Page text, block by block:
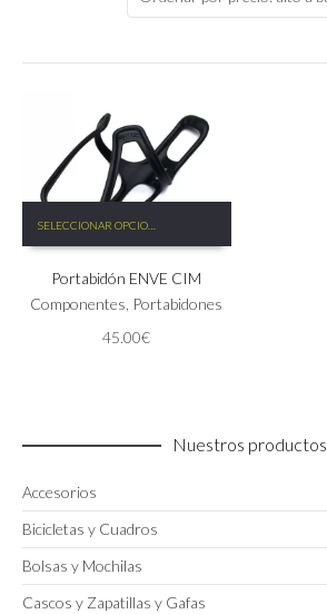
SELECCIONAR OPCIONES
producto
múltiples
variantes.
de
producto
Portabidón ENVE CIM
Componentes, Portabidones
45.00€
Nuestros productos
Accesorios
Bicicletas y Cuadros
Bolsas y Mochilas
Cascos y Zapatillas y Gafas